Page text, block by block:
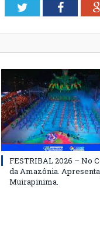
Twitter
FESTRIBAL 2026 – No
da Amazônia.
Muirapinima.